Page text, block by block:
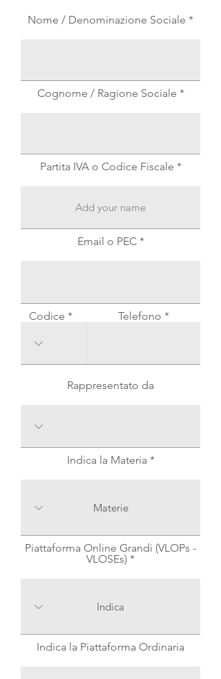
Nome / Denominazione Sociale
Cognome / Ragione Sociale
Partita IVA o Codice Fiscale
Email o PEC
Codice Telefono
Rappresentato da
Indica la Materia
Piattaforma Online Grandi (VLOPs -
VLOSEs)
Indica la Piattaforma Ordinaria